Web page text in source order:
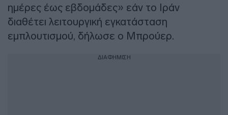
ημέρες έως εβδομάδες» εάν το Ιράν
διαθέτει λειτουργική εγκατάσταση
εμπλουτισμού, δήλωσε ο Μπρούερ.
ΔΙΑΦΗΜΙΣΗ